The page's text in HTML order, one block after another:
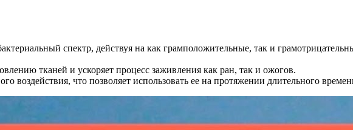
спектр, действуя на как грамположительные, так и
тканей и ускоряет процесс заживления как ран, так и ожогов.
воздействия, что позволяет использовать ее на протяжении длительного